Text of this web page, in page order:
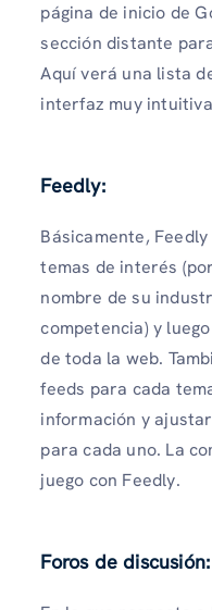
página de inicio de
sección distante
Aquí verá una lista
interfaz muy
Feedly:
Básicamente,
temas de interés
nombre de su
competencia) y
de toda la web.
feeds para cada
información y
para cada uno. La
juego con Feedly.
Foros de discusión: